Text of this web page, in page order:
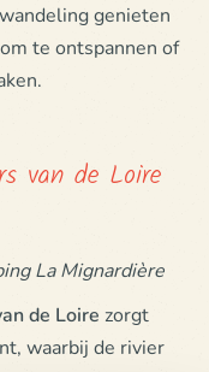
genieten
te ontspannen of
van de Loire
La Mignardière
de Loire zorgt
waarbij de rivier